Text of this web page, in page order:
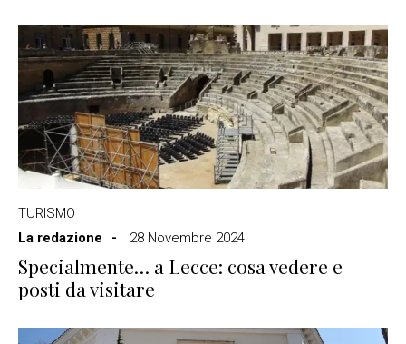
TURISMO
La redazione
28 Novembre 2024
Specialmente… a Lecce: cosa vedere e
posti da visitare